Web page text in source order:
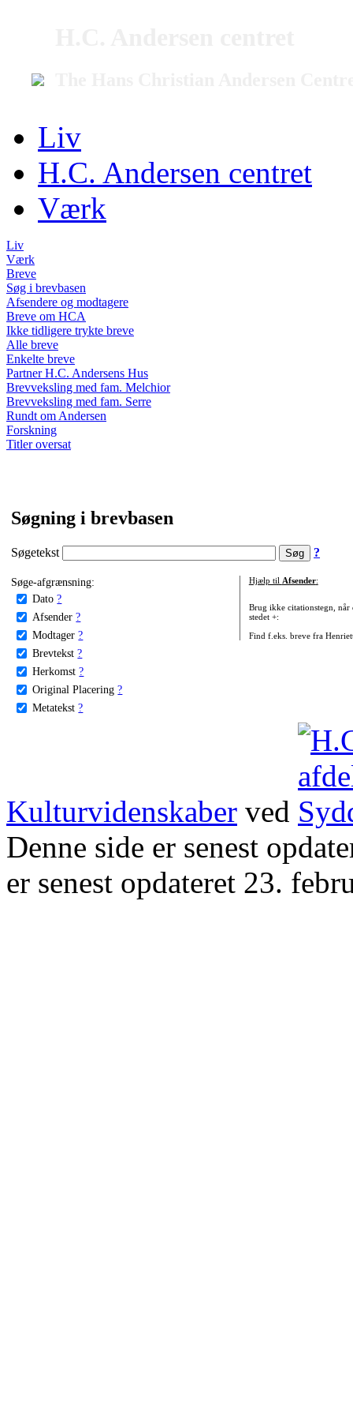
Liv
H.C. Andersen centret
Værk
Liv
Værk
Breve
Søg i brevbasen
Afsendere og modtagere
Breve om HCA
Ikke tidligere trykte breve
Alle breve
Enkelte breve
Partner H.C. Andersens Hus
Brevveksling med fam. Melchior
Brevveksling med fam. Serre
Rundt om Andersen
Forskning
Titler oversat
Søgning i brevbasen
Søgetekst ?
Søge-afgrænsning:
Dato ?
Afsender ?
Modtager ?
Brevtekst ?
Herkomst ?
Original Placering ?
Metatekst ?
Hjælp til Afsender:
Brug ikke citationstegn, når
stedet +:
Find f.eks. breve fra
Kulturvidenskaber ved
Denne side er senest
er senest opdateret 23.